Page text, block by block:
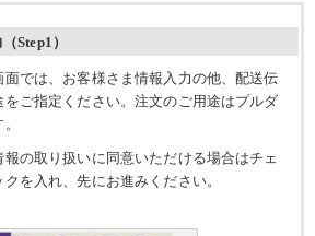
Step1）
面では、お客様さま情報入力の他、配送伝
ご指定ください。注文のご用途はプルダ
報の取り扱いに同意いただける場合はチェ
を入れ、先にお進みください。